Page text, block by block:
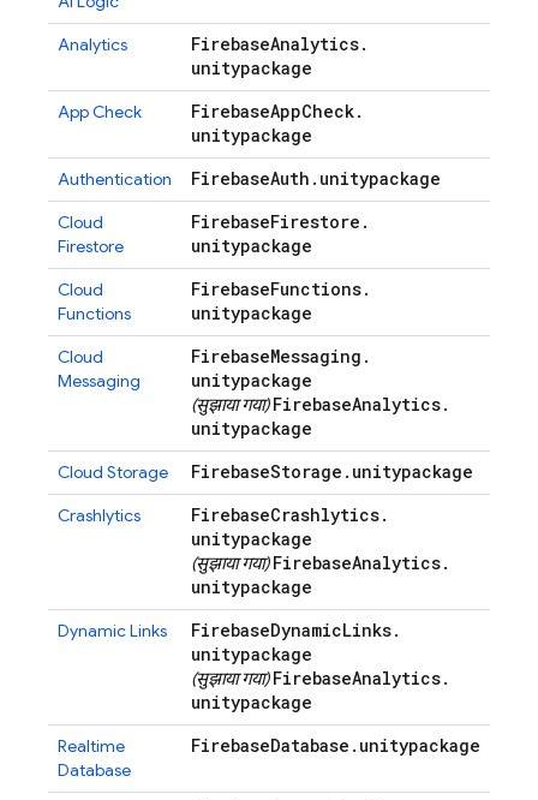
Analytics
FirebaseAnalytics.
unitypackage
App Check FirebaseAppCheck.
unitypackage
Authentication FirebaseAuth . unitypackage
Cloud
Firestore
FirebaseFirestore .
unitypackage
Cloud
Functions
FirebaseFunctions.
unitypackage
Cloud
Messaging
FirebaseMessaging .
unitypackage
(सुझाया गया) FirebaseAnalytics.
unitypackage
Cloud Storage FirebaseStorage . unitypackage
Crashlytics FirebaseCrashlytics.
unitypackage
(सुझाया गया) FirebaseAnalytics.
unitypackage
Dynamic Links FirebaseDynamicLinks.
unitypackage
(सुझाया गया) FirebaseAnalytics.
unitypackage
Realtime
Database
FirebaseDatabase . unitypackage